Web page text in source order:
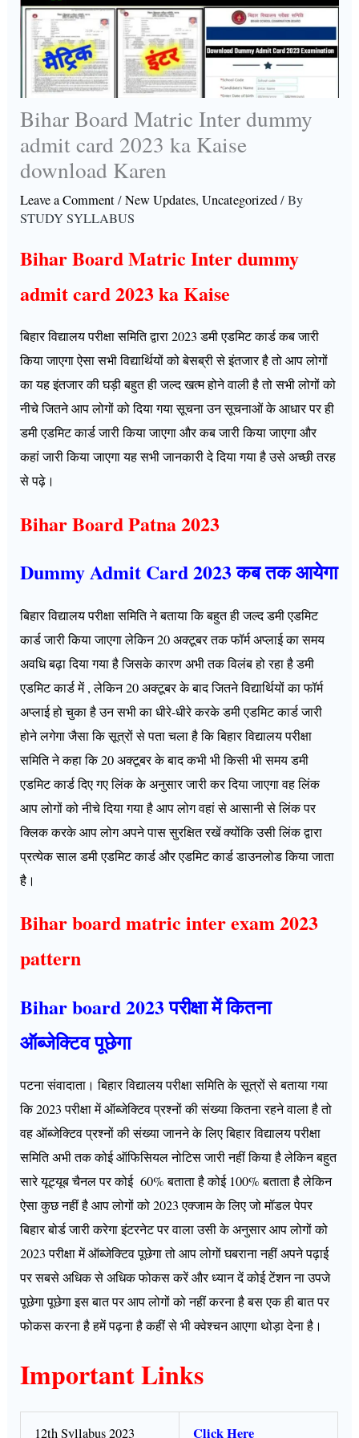
Bihar Board Matric Inter dummy
admit card 2023 ka Kaise
download Karen
Leave a Comment/New Updates,Uncategorized/ By
STUDY SYLLABUS
Bihar Board Matric Inter dummy
admit card 2023 ka Kaise
बिहार विद्यालय परीक्षा समिति द्वारा 2023 डमी एडमिट कार्ड कब जारी
किया जाएगा ऐसा सभी विद्यार्थियों को बेसब्री से इंतजार है तो आप लोगों
का यह इंतजार की घड़ी बहुत ही जल्द खत्म होने वाली है तो सभी लोगों को
नीचे जितने आप लोगों को दिया गया सूचना उन सूचनाओं के आधार पर ही
डमी एडमिट कार्ड जारी किया जाएगा और कब जारी किया जाएगा और
कहां जारी किया जाएगा यह सभी जानकारी दे दिया गया है उसे अच्छी तरह
से पढ़े।
Bihar Board Patna 2023
Dummy Admit Card 2023 कब तक आयेगा
बिहार विद्यालय परीक्षा समिति ने बताया कि बहुत ही जल्द डमी एडमिट
कार्ड जारी किया जाएगा लेकिन 20 अक्टूबर तक फॉर्म अप्लाई का समय
अवधि बढ़ा दिया गया है जिसके कारण अभी तक विलंब हो रहा है डमी
एडमिट कार्ड में , लेकिन 20 अक्टूबर के बाद जितने विद्यार्थियों का फॉर्म
अप्लाई हो चुका है उन सभी का धीरे-धीरे करके डमी एडमिट कार्ड जारी
होने लगेगा जैसा कि सूत्रों से पता चला है कि बिहार विद्यालय परीक्षा
समिति ने कहा कि 20 अक्टूबर के बाद कभी भी किसी भी समय डमी
एडमिट कार्ड दिए गए लिंक के अनुसार जारी कर दिया जाएगा वह लिंक
आप लोगों को नीचे दिया गया है आप लोग वहां से आसानी से लिंक पर
क्लिक करके आप लोग अपने पास सुरक्षित रखें क्योंकि उसी लिंक द्वारा
प्रत्येक साल डमी एडमिट कार्ड और एडमिट कार्ड डाउनलोड किया जाता
है।
Bihar board matric inter exam 2023
pattern
Bihar board 2023 परीक्षा में कितना
ऑब्जेक्टिव पूछेगा
पटना संवादाता। बिहार विद्यालय परीक्षा समिति के सूत्रों से बताया गया
कि 2023 परीक्षा में ऑब्जेक्टिव प्रश्नों की संख्या कितना रहने वाला है तो
वह ऑब्जेक्टिव प्रश्नों की संख्या जानने के लिए बिहार विद्यालय परीक्षा
समिति अभी तक कोई ऑफिसियल नोटिस जारी नहीं किया है लेकिन बहुत
सारे यूट्यूब चैनल पर कोई 60% बताता है कोई 100% बताता है लेकिन
ऐसा कुछ नहीं है आप लोगों को 2023 एक्जाम के लिए जो मॉडल पेपर
बिहार बोर्ड जारी करेगा इंटरनेट पर वाला उसी के अनुसार आप लोगों को
2023 परीक्षा में ऑब्जेक्टिव पूछेगा तो आप लोगों घबराना नहीं अपने पढ़ाई
पर सबसे अधिक से अधिक फोकस करें और ध्यान दें कोई टेंशन ना उपजे
पूछेगा पूछेगा इस बात पर आप लोगों को नहीं करना है बस एक ही बात पर
फोकस करना है हमें पढ़ना है कहीं से भी क्वेश्चन आएगा थोड़ा देना है।
Important Links
12th Syllabus 2023 Click Here